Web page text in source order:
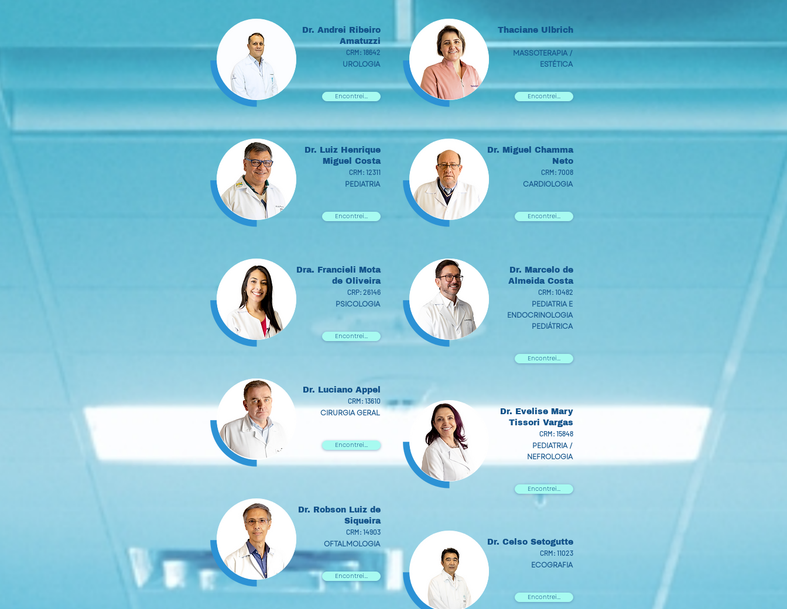
Dr. Andrei Ribeiro
Amatuzzi
CRM: 18642
UROLOGIA
Encontrei...
Dr. Luiz Henrique
Miguel Costa
CRM: 12311
PEDIATRIA
Encontrei...
Dra. Francieli Mota
de Oliveira
CRP: 26146
PSICOLOGIA
Encontrei...
Dr. Luciano Appel
CRM: 13610
CIRURGIA GERAL
Encontrei...
Dr. Robson Luiz de
Siqueira
CRM: 14903
OFTALMOLOGIA
Encontrei...
Thaciane Ulbrich
MASSOTERAPIA /
ESTÉTICA
Encontrei...
Dr. Miguel Chamma
Neto
CRM: 7008
CARDIOLOGIA
Encontrei...
Dr. Marcelo de
Almeida Costa
CRM: 10482
PEDIATRIA E
ENDOCRINOLOGIA
PEDIÁTRICA
Encontrei...
Dr. Evelise Mary
Tissori Vargas
CRM: 15848
PEDIATRIA /
NEFROLOGIA
Encontrei...
Dr. Celso Setogutte
CRM: 11023
ECOGRAFIA
Encontrei...